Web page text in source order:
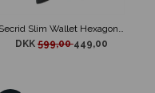
DKK599,00449,00